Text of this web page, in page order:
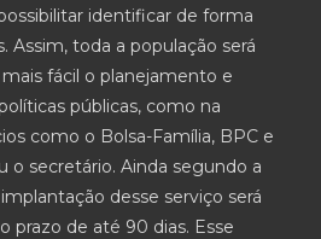
identificar de forma
Assim, toda a população será
fácil o planejamento e
públicas, como na
como o Bolsa-Família, BPC e
o secretário. Ainda segundo a
desse serviço será
prazo de até 90 dias. Esse